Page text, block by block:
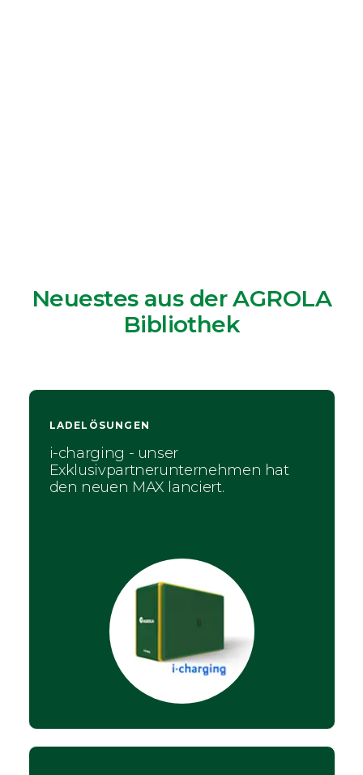
Neuestes aus der AGROLA
Bibliothek
LADELÖSUNGEN
i-charging - unser
Exklusivpartnerunternehmen hat
den neuen MAX lanciert.